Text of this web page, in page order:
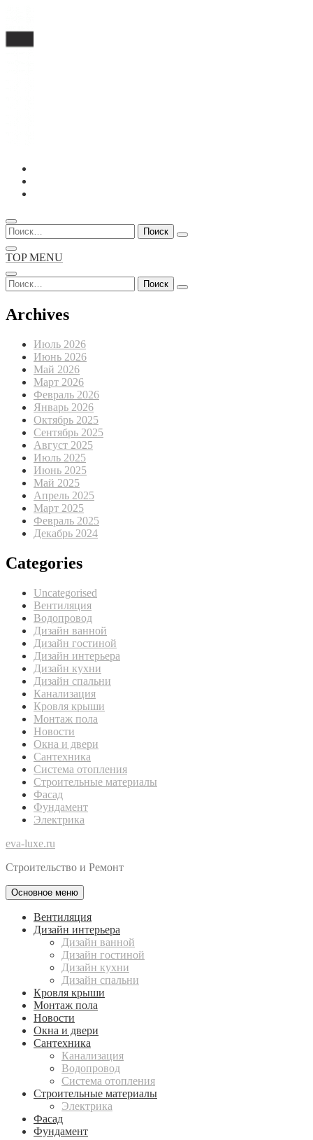
Перейти
содержимому
Найти:
TOP MENU
Найти:
Archives
Июль 2026
Июнь 2026
Май 2026
Март 2026
Февраль 2026
Январь 2026
Октябрь 2025
Сентябрь 2025
Август 2025
Июль 2025
Июнь 2025
Май 2025
Апрель 2025
Март 2025
Февраль 2025
Декабрь 2024
Categories
Uncategorised
Вентиляция
Водопровод
Дизайн ванной
Дизайн гостиной
Дизайн интерьера
Дизайн кухни
Дизайн спальни
Канализация
Кровля крыши
Монтаж пола
Новости
Окна и двери
Сантехника
Система отопления
Строительные материалы
Фасад
Фундамент
Электрика
eva-luxe.ru
Строительство и Ремонт
Основное меню
Вентиляция
Дизайн интерьера
Дизайн ванной
Дизайн гостиной
Дизайн кухни
Дизайн спальни
Кровля крыши
Монтаж пола
Новости
Окна и двери
Сантехника
Канализация
Водопровод
Система отопления
Строительные материалы
Электрика
Фасад
Фундамент